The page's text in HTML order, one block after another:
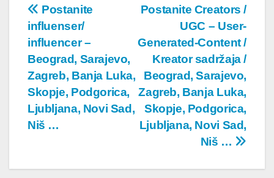
Post
navigation
Postanite Creators /
UGC – User-
Generated-Content /
Kreator sadržaja /
Beograd, Sarajevo,
Zagreb, Banja Luka,
Skopje, Podgorica,
Ljubljana, Novi Sad,
Niš …
Postanite
influenser/
influencer –
Beograd, Sarajevo,
Zagreb, Banja Luka,
Skopje, Podgorica,
Ljubljana, Novi Sad,
Niš …